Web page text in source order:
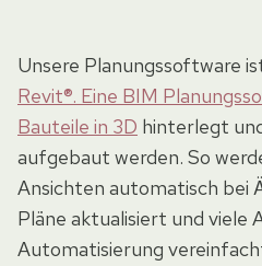
Unsere Planungssoftware
Revit®. Eine BIM
Bauteile in 3D hinterlegt
aufgebaut werden. So
Ansichten automatisch bei
Pläne aktualisiert und viele
Automatisierung